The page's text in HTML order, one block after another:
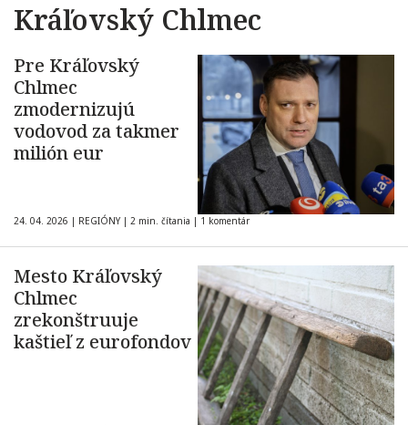
Kráľovský Chlmec
Pre Kráľovský
Chlmec
zmodernizujú
vodovod za takmer
milión eur
24. 04. 2026 | REGIÓNY | 2 min. čítania | 1 komentár
Mesto Kráľovský
Chlmec
zrekonštruuje
kaštieľ z eurofondov